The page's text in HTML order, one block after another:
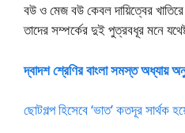
বউ ও মেজ বউ কেবল দায়িত্বের
তাদের সম্পর্কের দুই পুত্রবধূর মনে
দ্বাদশ শ্রেণির বাংলা সমস্ত অধ্যায়
ছোটগল্প হিসেবে ‘ভাত’ কতদূর সার্থক